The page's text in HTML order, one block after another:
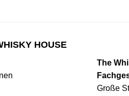
HOUSE
The
Große